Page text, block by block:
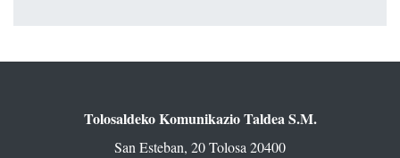
Tolosaldeko Komunikazio Taldea S.M.
San Esteban, 20 Tolosa 20400